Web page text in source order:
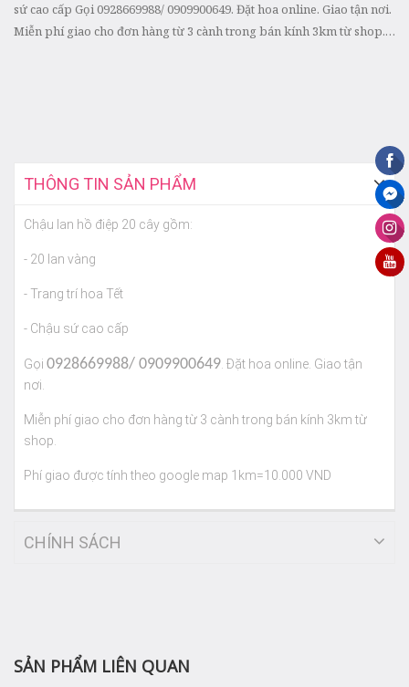
sứ cao cấp Gọi 0928669988/ 0909900649. Đặt hoa online. Giao tận nơi.
Miễn phí giao cho đơn hàng từ 3 cành trong bán kính 3km từ shop.
THÔNG TIN SẢN PHẨM
Chậu lan hồ điệp 20 cây gồm:
- 20 lan vàng
- Trang trí hoa Tết
- Chậu sứ cao cấp
Gọi 0928669988/ 0909900649 . Đặt hoa online. Giao tận
nơi.
Miễn phí giao cho đơn hàng từ 3 cành trong bán kính 3km từ
shop.
Phí giao được tính theo google map 1km=10.000 VND
CHÍNH SÁCH
SẢN PHẨM LIÊN QUAN